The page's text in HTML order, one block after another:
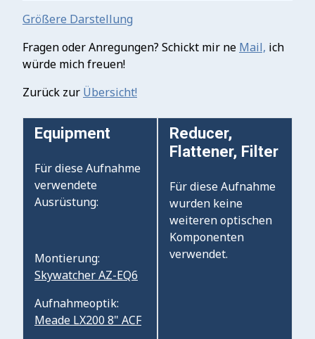
Größere Darstellung
Fragen oder Anregungen? Schickt mir ne Mail, ich
würde mich freuen!
Zurück zur Übersicht!
Equipment
Für diese Aufnahme
verwendete
Ausrüstung:
Montierung:
Skywatcher AZ-EQ6
Aufnahmeoptik:
Meade LX200 8" ACF
Reducer,
Flattener, Filter
Für diese Aufnahme
wurden keine
weiteren optischen
Komponenten
verwendet.